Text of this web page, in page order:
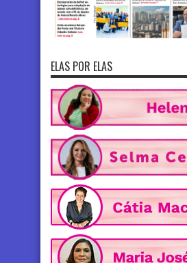
ELAS POR ELAS